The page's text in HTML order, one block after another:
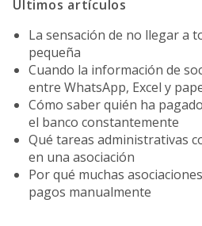
Últimos artículos
La sensación de no llegar a
pequeña
Cuando la información de
entre WhatsApp, Excel y
Cómo saber quién ha
el banco constantemente
Qué tareas administrativas
en una asociación
Por qué muchas
pagos manualmente